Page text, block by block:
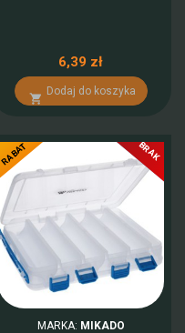
6,39 zł

Dodaj do koszyka
-10%
RABAT BRAK
MARKA: MIKADO